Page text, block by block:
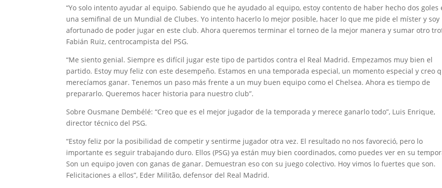
“Yo solo intento ayudar al equipo. Sabiendo que he ayudado al equipo, estoy contento de haber hecho dos goles
una semifinal de un Mundial de Clubes. Yo intento hacerlo lo mejor posible, hacer lo que me pide el míster y soy
afortunado de poder jugar en este club. Ahora queremos terminar el torneo de la mejor manera y sumar otro
Fabián Ruiz, centrocampista del PSG.
“Me siento genial. Siempre es difícil jugar este tipo de partidos contra el Real Madrid. Empezamos muy bien el
partido. Estoy muy feliz con este desempeño. Estamos en una temporada especial, un momento especial y creo
merecíamos ganar. Tenemos un paso más frente a un muy buen equipo como el Chelsea. Ahora es tiempo de
prepararlo. Queremos hacer historia para nuestro club”.
Sobre Ousmane Dembélé: “Creo que es el mejor jugador de la temporada y merece ganarlo todo”, Luis Enrique,
director técnico del PSG.
“Estoy feliz por la posibilidad de competir y sentirme jugador otra vez. El resultado no nos favoreció, pero lo
importante es seguir trabajando duro. Ellos (PSG) ya están muy bien coordinados, como puedes ver en su
Son un equipo joven con ganas de ganar. Demuestran eso con su juego colectivo. Hoy vimos lo fuertes que son.
Felicitaciones a ellos”, Eder Militão, defensor del Real Madrid.